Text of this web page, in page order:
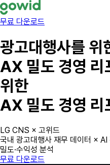
무료 다운로드
광고대행사를 위
AX 밀도 경영 리
위한
AX 밀도 경영 리
LG CNS × 고위드
국내 광고대행사 재무 데이터 × AI
밀도·수익성 분석
무료 다운로드